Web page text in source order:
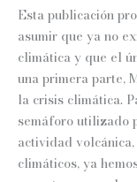
Esta publicación
asumir que ya no
climática y que el
una primera parte,
la crisis climática.
semáforo utilizado
actividad
climáticos, ya